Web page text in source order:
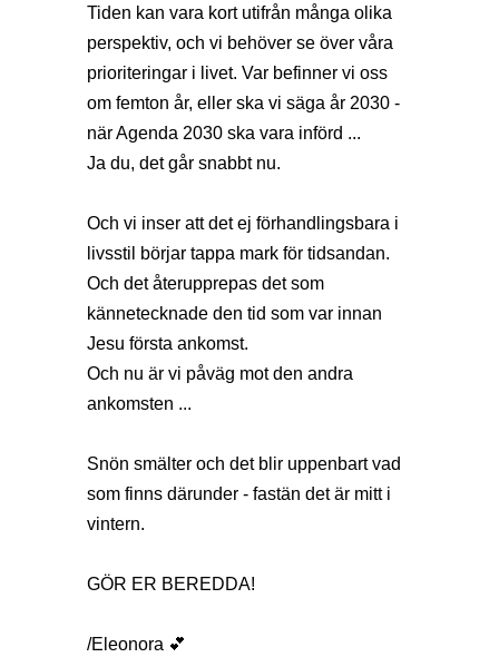
Tiden kan vara kort utifrån många olika
perspektiv, och vi behöver se över våra
prioriteringar i livet. Var befinner vi oss
om femton år, eller ska vi säga år 2030 -
när Agenda 2030 ska vara införd ...
Ja du, det går snabbt nu.
Och vi inser att det ej förhandlingsbara i
livsstil börjar tappa mark för tidsandan.
Och det återupprepas det som
kännetecknade den tid som var innan
Jesu första ankomst.
Och nu är vi påväg mot den andra
ankomsten ...
Snön smälter och det blir uppenbart vad
som finns därunder - fastän det är mitt i
vintern.
GÖR ER BEREDDA!
/Eleonora 💕